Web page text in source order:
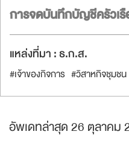
การจดบันทึกบัญชีครัวเ
แหล่งที่มา : ธ.ก.ส.
#เจ้าของกิจการ #วิสาหกิจชุมชน
อัพเดทล่าสุด 26 ตุลาคม